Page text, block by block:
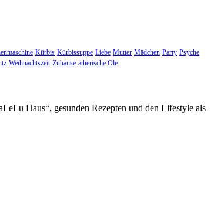
Kürbis Kürbissuppe Liebe Mutter Mädchen Party Psyche
Weihnachtszeit Zuhause ätherische Öle
Haus“, gesunden Rezepten und den Lifestyle als